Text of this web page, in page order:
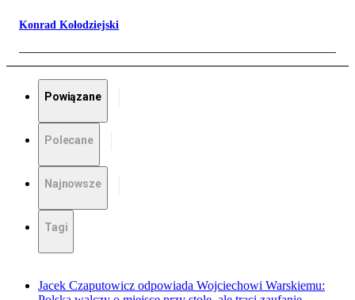
Konrad Kołodziejski
Powiązane
Polecane
Najnowsze
Tagi
Jacek Czaputowicz odpowiada Wojciechowi Warskiemu: